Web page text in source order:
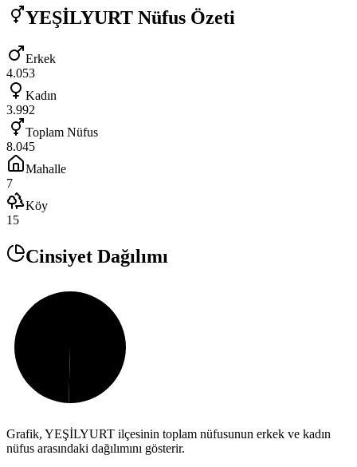
YEŞİLYURT Nüfus Özeti
Erkek
4.053
Kadın
3.992
Toplam Nüfus
8.045
Mahalle
7
Köy
15
Cinsiyet Dağılımı
Grafik, YEŞİLYURT ilçesinin toplam nüfusunun erkek ve kadın
nüfus arasındaki dağılımını gösterir.